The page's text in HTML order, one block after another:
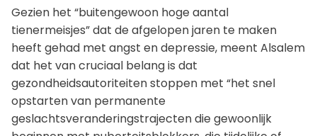
Gezien het “buitengewoon hoge aantal
tienermeisjes” dat de afgelopen jaren te maken
heeft gehad met angst en depressie, meent Alsalem
dat het van cruciaal belang is dat
gezondheidsautoriteiten stoppen met “het snel
opstarten van permanente
geslachtsveranderingstrajecten die gewoonlijk